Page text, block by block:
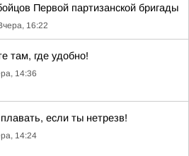
Первой партизанской бригады
16:22
там, где удобно!
14:36
если ты нетрезв!
14:24